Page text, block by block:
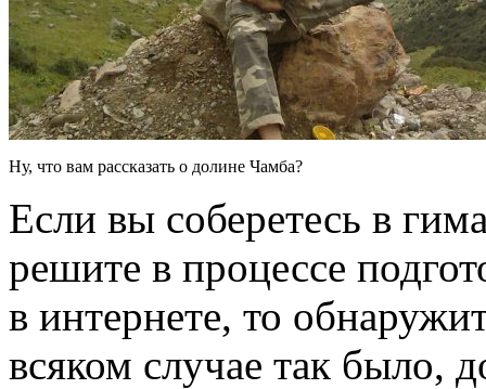
Ну, что вам рассказать о долине Чамба?
Если вы соберетесь в
решите в процессе
в интернете, то
всяком случае так было,